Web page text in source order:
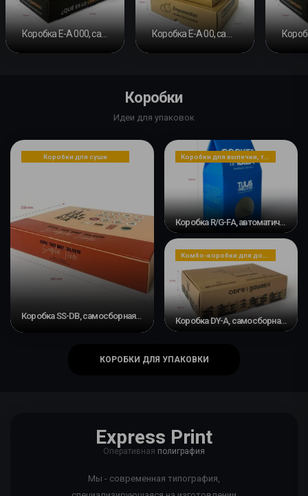
Коробка E-A 000, самосборная
Коробки
Идеи для упаковок
Коробки для суши
Коробка SS-DB, самосборная и с двойной перемычкой
Коробка R/G-FA, автоматическое дно
Коробка DY-A, самосборная #3
КОРОБКИ ДЛЯ УПАКОВКИ
Express Print
Оперативная полиграфия
Мы - современная типография,